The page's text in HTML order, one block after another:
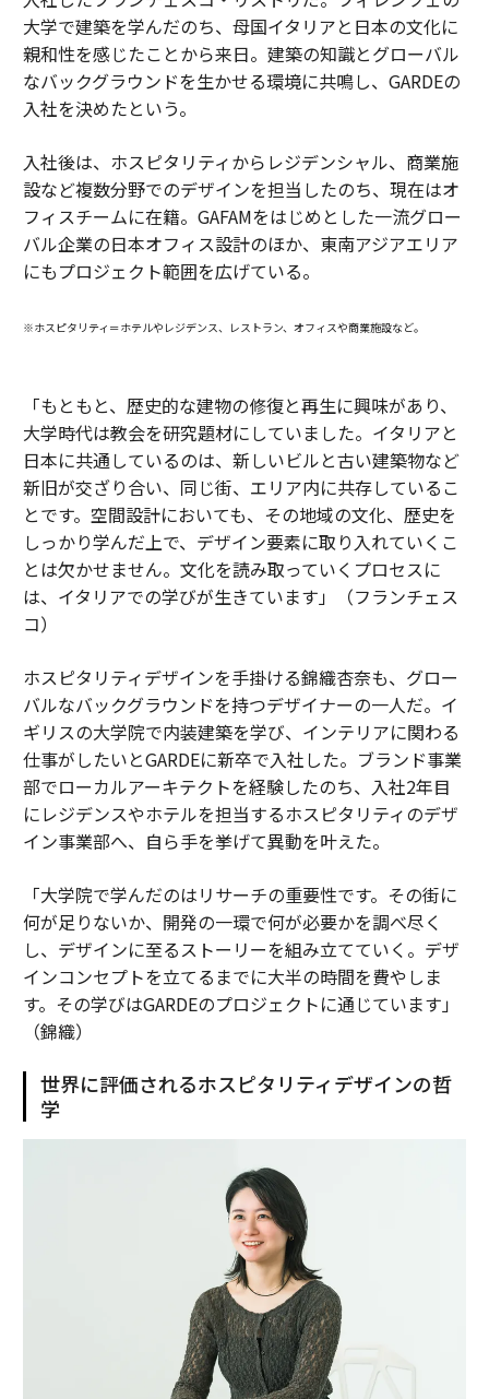
大学で建築を学んだのち、母国イタリアと日本の文化に
親和性を感じたことから来日。建築の知識とグローバル
なバックグラウンドを生かせる環境に共鳴し、GARDEの
入社を決めたという。
入社後は、ホスピタリティからレジデンシャル、商業施
設など複数分野でのデザインを担当したのち、現在はオ
フィスチームに在籍。GAFAMをはじめとした一流グロー
バル企業の日本オフィス設計のほか、東南アジアエリア
にもプロジェクト範囲を広げている。
※ホスピタリティ＝ホテルやレジデンス、レストラン、オフィスや商業施設など。
「もともと、歴史的な建物の修復と再生に興味があり、
大学時代は教会を研究題材にしていました。イタリアと
日本に共通しているのは、新しいビルと古い建築物など
新旧が交ざり合い、同じ街、エリア内に共存しているこ
とです。空間設計においても、その地域の文化、歴史を
しっかり学んだ上で、デザイン要素に取り入れていくこ
とは欠かせません。文化を読み取っていくプロセスに
は、イタリアでの学びが生きています」（フランチェス
コ）
ホスピタリティデザインを手掛ける錦織杏奈も、グロー
バルなバックグラウンドを持つデザイナーの一人だ。イ
ギリスの大学院で内装建築を学び、インテリアに関わる
仕事がしたいとGARDEに新卒で入社した。ブランド事業
部でローカルアーキテクトを経験したのち、入社2年目
にレジデンスやホテルを担当するホスピタリティのデザ
イン事業部へ、自ら手を挙げて異動を叶えた。
「大学院で学んだのはリサーチの重要性です。その街に
何が足りないか、開発の一環で何が必要かを調べ尽く
し、デザインに至るストーリーを組み立てていく。デザ
インコンセプトを立てるまでに大半の時間を費やしま
す。その学びはGARDEのプロジェクトに通じています」
（錦織）
世界に評価されるホスピタリティデザインの哲
学